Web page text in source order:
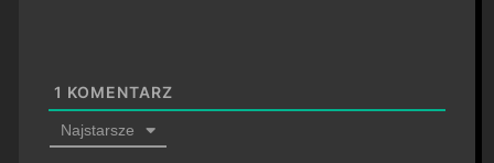
1 KOMENTARZ
Najstarsze